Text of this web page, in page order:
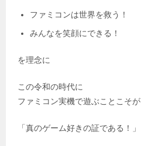
ファミコンは世界を救う！
みんなを笑顔にできる！
を理念に
この令和の時代に
ファミコン実機で遊ぶことこそが
「真のゲーム好きの証である！」